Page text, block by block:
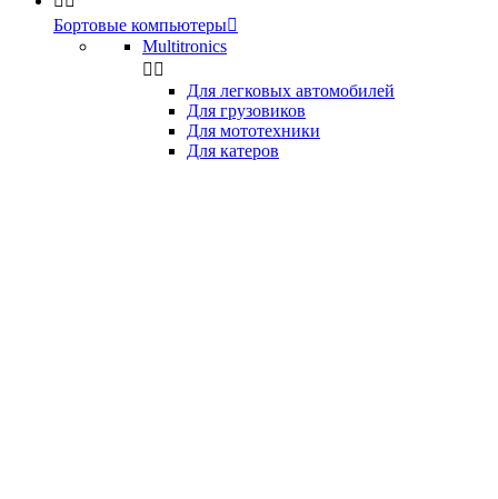
Бортовые компьютеры
Multitronics
 
Для легковых автомобилей
Для грузовиков
Для мототехники
Для катеров